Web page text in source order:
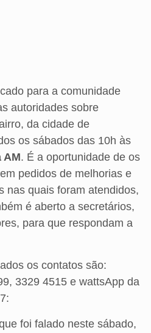
para a comunidade
autoridades sobre
da cidade de
os sábados das 10h às
AM. É a oportunidade de os
pedidos de melhorias e
nas quais foram atendidos,
é aberto a secretários,
para que respondam a
os contatos são:
3329 4515 e wattsApp da
foi falado neste sábado,